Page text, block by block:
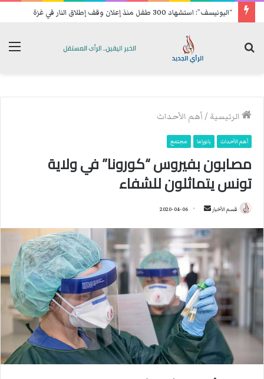
“اليونيسف”: استشهاد 300 طفل منذ إعلان وقف إطلاق النار في غزة
الرئيسية /أهم الأحداث
أهم الأحداث بانوراما مجتمع
مصابون بفيروس “كورونا” في ولاية
تونس يتماثلون للشفاء
قسم الأخبار
س
ل
ر
ي
د
ا
إ
ك
2020-04-06